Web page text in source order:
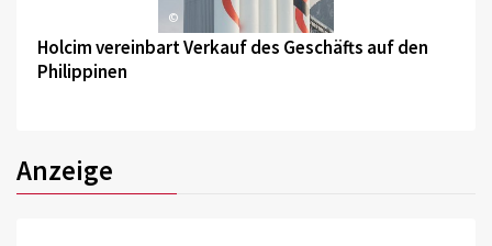
©
Holcim vereinbart Verkauf des Geschäfts auf den
Philippinen
Anzeige